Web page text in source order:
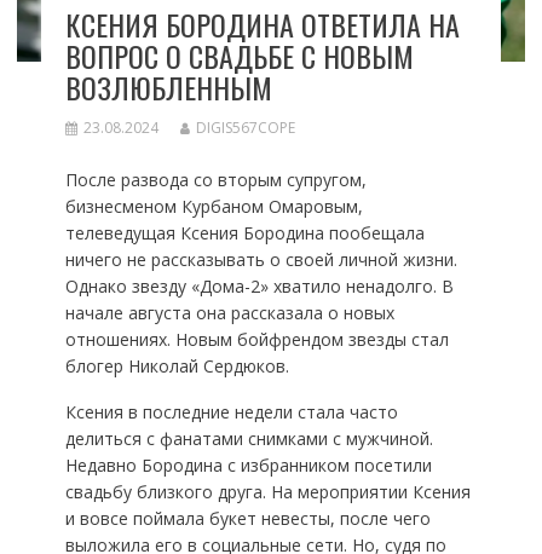
КСЕНИЯ БОРОДИНА ОТВЕТИЛА НА
ВОПРОС О СВАДЬБЕ С НОВЫМ
ВОЗЛЮБЛЕННЫМ
23.08.2024 DIGIS567COPE
После развода со вторым супругом,
бизнесменом Курбаном Омаровым,
телеведущая Ксения Бородина пообещала
ничего не рассказывать о своей личной жизни.
Однако звезду «Дома-2» хватило ненадолго. В
начале августа она рассказала о новых
отношениях. Новым бойфрендом звезды стал
блогер Николай Сердюков.
Ксения в последние недели стала часто
делиться с фанатами снимками с мужчиной.
Недавно Бородина с избранником посетили
свадьбу близкого друга. На мероприятии Ксения
и вовсе поймала букет невесты, после чего
выложила его в социальные сети. Но, судя по